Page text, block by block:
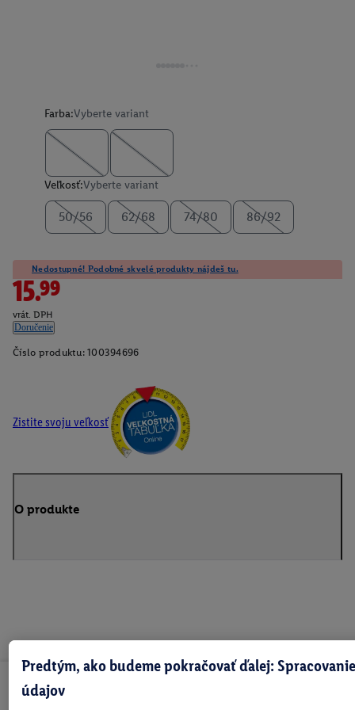
Farba:Vyberte variant
Veľkosť:Vyberte variant
50/56 62/68 74/80 86/92
Nedostupné! Podobné skvelé produkty nájdeš tu.
15.99
vrát. DPH
Doručenie
Číslo produktu: 100394696
Zistite svoju veľkosť
O produkte
Predtým, ako budeme pokračovať ďalej:
údajov